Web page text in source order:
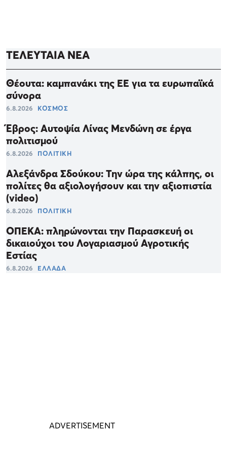
ΤΕΛΕΥΤΑΙΑ ΝΕΑ
Θέουτα: καμπανάκι της ΕΕ για τα ευρωπαϊκά
σύνορα
6.8.2026 ΚΟΣΜΟΣ
Έβρος: Αυτοψία Λίνας Μενδώνη σε έργα
πολιτισμού
6.8.2026 ΠΟΛΙΤΙΚΗ
Αλεξάνδρα Σδούκου: Την ώρα της κάλπης, οι
πολίτες θα αξιολογήσουν και την αξιοπιστία
(video)
6.8.2026 ΠΟΛΙΤΙΚΗ
ΟΠΕΚΑ: πληρώνονται την Παρασκευή οι
δικαιούχοι του Λογαριασμού Αγροτικής
Εστίας
6.8.2026 ΕΛΛΑΔΑ